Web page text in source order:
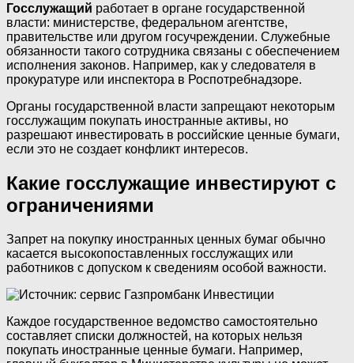
Госслужащий работает в органе государственной
власти: министерстве, федеральном агентстве,
правительстве или другом госучреждении. Служебные
обязанности такого сотрудника связаны с обеспечением
исполнения законов. Например, как у следователя в
прокуратуре или инспектора в Роспотребнадзоре.
Органы государственной власти запрещают некоторым
госслужащим покупать иностранные активы, но
разрешают инвестировать в российские ценные бумаги,
если это не создает конфликт интересов.
Какие госслужащие инвестируют с
ограничениями
Запрет на покупку иностранных ценных бумаг обычно
касается высокопоставленных госслужащих или
работников с допуском к сведениям особой важности.
Каждое государственное ведомство самостоятельно
составляет списки должностей, на которых нельзя
покупать иностранные ценные бумаги. Например,